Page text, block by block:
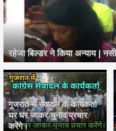
रहेजा बिल्डर ने किया अन्याय |
गुजरात में सेवादल के कार्यकर्ता
घर घर जाकर चुनाव प्रचार
करेंगे।